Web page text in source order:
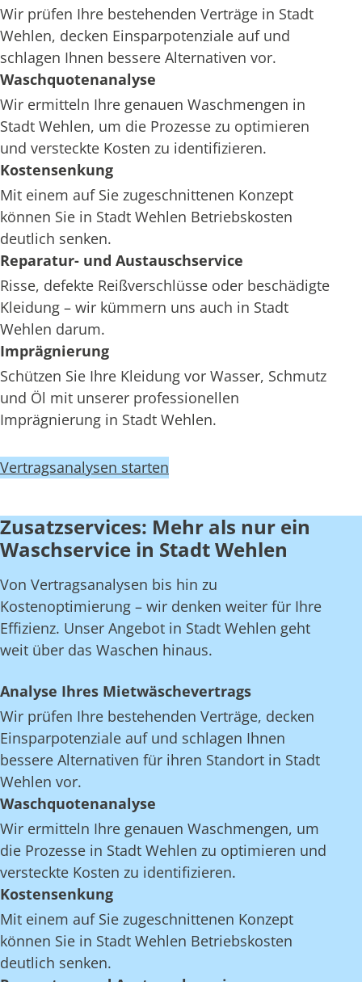
Wir prüfen Ihre bestehenden Verträge in Stadt
Wehlen, decken Einsparpotenziale auf und
schlagen Ihnen bessere Alternativen vor.
Waschquotenanalyse
Wir ermitteln Ihre genauen Waschmengen in
Stadt Wehlen, um die Prozesse zu optimieren
und versteckte Kosten zu identifizieren.
Kostensenkung
Mit einem auf Sie zugeschnittenen Konzept
können Sie in Stadt Wehlen Betriebskosten
deutlich senken.
Reparatur- und Austauschservice
Risse, defekte Reißverschlüsse oder beschädigte
Kleidung – wir kümmern uns auch in Stadt
Wehlen darum.
Imprägnierung
Schützen Sie Ihre Kleidung vor Wasser, Schmutz
und Öl mit unserer professionellen
Imprägnierung in Stadt Wehlen.
Vertragsanalysen starten
Zusatzservices: Mehr als nur ein
Waschservice in Stadt Wehlen
Von Vertragsanalysen bis hin zu
Kostenoptimierung – wir denken weiter für Ihre
Effizienz. Unser Angebot in Stadt Wehlen geht
weit über das Waschen hinaus.
Analyse Ihres Mietwäschevertrags
Wir prüfen Ihre bestehenden Verträge, decken
Einsparpotenziale auf und schlagen Ihnen
bessere Alternativen für ihren Standort in Stadt
Wehlen vor.
Waschquotenanalyse
Wir ermitteln Ihre genauen Waschmengen, um
die Prozesse in Stadt Wehlen zu optimieren und
versteckte Kosten zu identifizieren.
Kostensenkung
Mit einem auf Sie zugeschnittenen Konzept
können Sie in Stadt Wehlen Betriebskosten
deutlich senken.